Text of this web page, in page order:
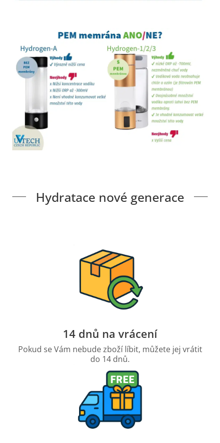
Hydratace nové generace
14 dnů na vrácení
Pokud se Vám nebude zboží líbit, můžete jej vrátit
do 14 dnů.